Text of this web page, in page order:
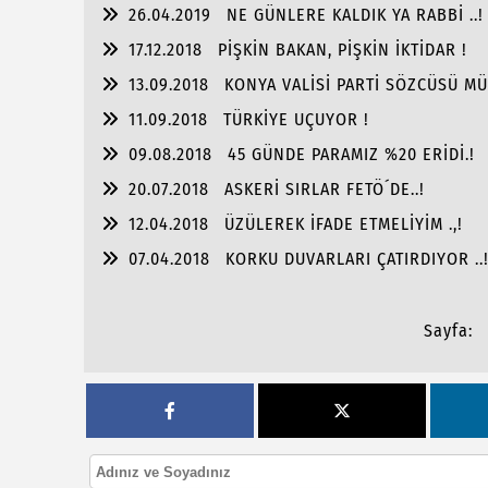
26.04.2019
NE GÜNLERE KALDIK YA RABBİ ..!
17.12.2018
PİŞKİN BAKAN, PİŞKİN İKTİDAR !
13.09.2018
KONYA VALİSİ PARTİ SÖZCÜSÜ
11.09.2018
TÜRKİYE UÇUYOR !
09.08.2018
45 GÜNDE PARAMIZ %20 ERİDİ.!
20.07.2018
ASKERİ SIRLAR FETÖ´DE..!
12.04.2018
ÜZÜLEREK İFADE ETMELİYİM .,!
07.04.2018
KORKU DUVARLARI ÇATIRDIYOR ..!
Sayfa: